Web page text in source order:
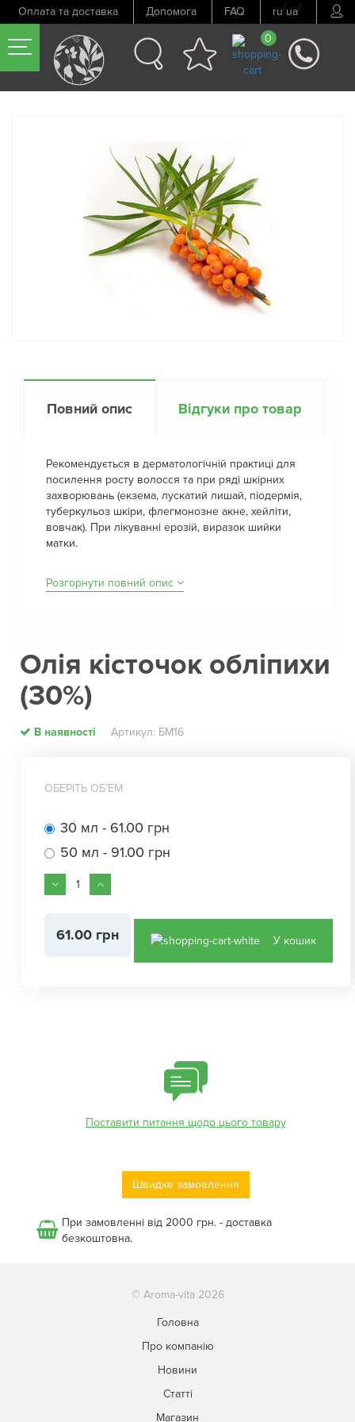
Оплата та доставка Допомога FAQ ru/ua/
0
Попередній товар Наступний товар
Повний опис Відгуки про товар
Рекомендується в дерматологічній практиці для
посилення росту волосся та при ряді шкірних
захворювань (екзема, лускатий лишай, піодермія,
туберкульоз шкіри, флегмонозне акне, хейліти,
вовчак). При лікуванні ерозій, виразок шийки
матки.
Розгорнути повний опис
Олія кісточок обліпихи
(30%)
В наявності Артикул: БМ16
ОБЕРІТЬ ОБʼЕМ
30 мл - 61.00 грн
50 мл - 91.00 грн
61.00 грн У кошик
Поставити питання щодо цього товару
Швидке замовлення
При замовленні від 2000 грн. - доставка
безкоштовна.
© Aroma-vita 2026
Головна
Про компанію
Новини
Статті
Магазин